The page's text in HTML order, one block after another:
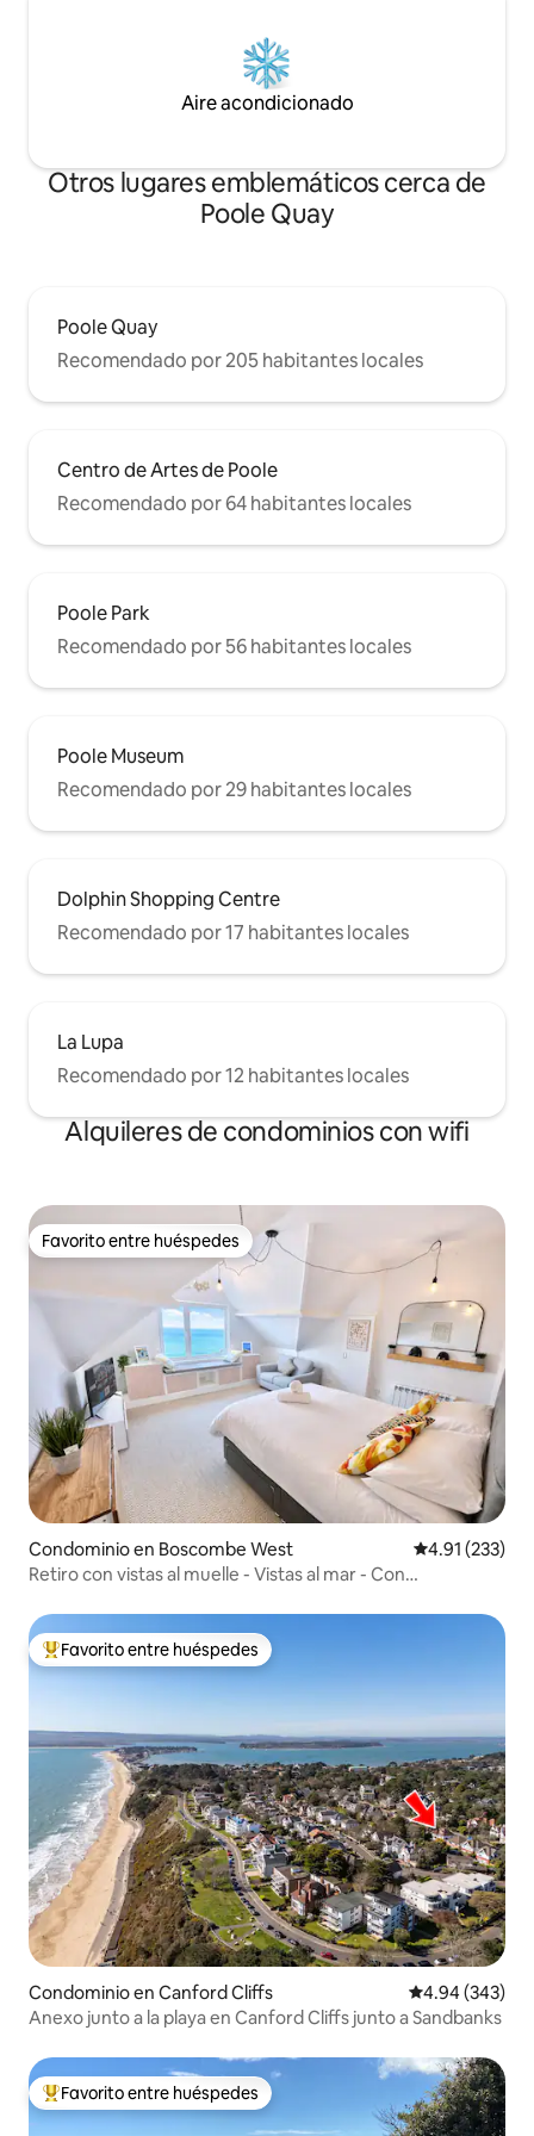
Aire acondicionado
Otros lugares emblemáticos cerca de
Poole Quay
Poole Quay
Recomendado por 205 habitantes locales
Centro de Artes de Poole
Recomendado por 64 habitantes locales
Poole Park
Recomendado por 56 habitantes locales
Poole Museum
Recomendado por 29 habitantes locales
Dolphin Shopping Centre
Recomendado por 17 habitantes locales
La Lupa
Recomendado por 12 habitantes locales
Alquileres de condominios con wifi
Favorito entre huéspedes
Favorito entre huéspedes
Condominio en Boscombe West Calificación
4.91 (233)
Retiro con vistas al muelle - Vistas al mar - Con
De los mejores en Favorito entre huéspedes
Favorito entre huéspedes
Condominio en Canford Cliffs Calificación
4.94 (343)
Anexo junto a la playa en Canford Cliffs junto a Sandbanks
De los mejores en Favorito entre huéspedes
Favorito entre huéspedes